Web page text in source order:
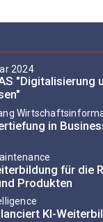
2024
"Digitalisierung
in
für die
Produkten
KI-